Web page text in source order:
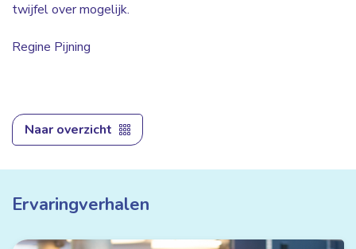
twijfel over mogelijk.
Regine Pijning
Naar overzicht
Ervaringverhalen